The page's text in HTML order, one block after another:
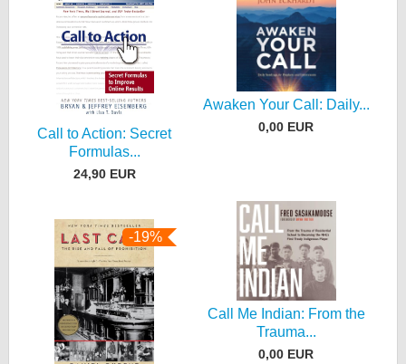
Call to Action: Secret
Formulas...
24,90 EUR
Awaken Your Call: Daily...
0,00 EUR
-19%
Call Me Indian: From the
Trauma...
0,00 EUR